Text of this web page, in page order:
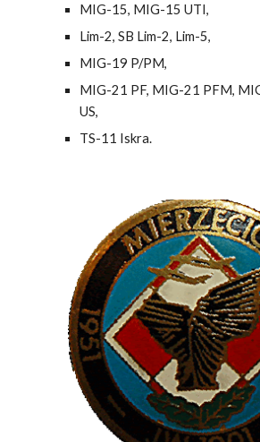
MIG-15, MIG-15 UTI,
Lim-2, SB Lim-2, Lim-5,
MIG-19 P/PM,
MIG-21 PF, MIG-21 PFM,
US,
TS-11 Iskra.